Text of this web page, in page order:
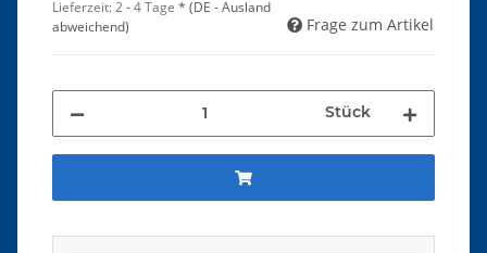
Lieferzeit:2 - 4 Tage * (DE - Ausland
abweichend)
Frage zum Artikel
Stück